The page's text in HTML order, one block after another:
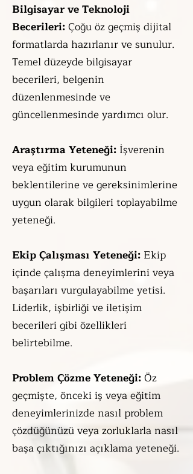
Bilgisayar ve Teknoloji
Becerileri:Çoğu öz geçmiş dijital
formatlarda hazırlanır ve sunulur.
Temel düzeyde bilgisayar
becerileri, belgenin
düzenlenmesinde ve
güncellenmesinde yardımcı olur.
Araştırma Yeteneği: İşverenin
veya eğitim kurumunun
beklentilerine ve gereksinimlerine
uygun olarak bilgileri toplayabilme
yeteneği.
Ekip Çalışması Yeteneği: Ekip
içinde çalışma deneyimlerini veya
başarıları vurgulayabilme yetisi.
Liderlik, işbirliği ve iletişim
becerileri gibi özellikleri
belirtebilme.
Problem Çözme Yeteneği:Öz
geçmişte, önceki iş veya eğitim
deneyimlerinizde nasıl problem
çözdüğünüzü veya zorluklarla nasıl
başa çıktığınızı açıklama yeteneği.